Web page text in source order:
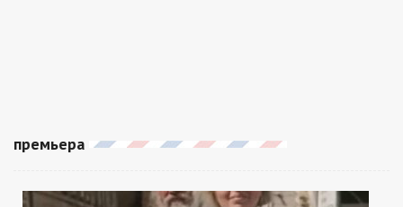
премьера